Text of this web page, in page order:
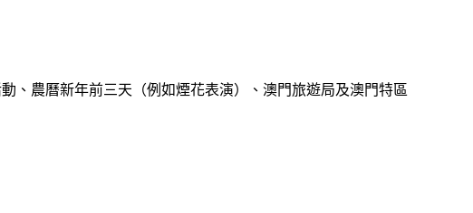
、農曆新年前三天（例如煙花表演）、澳門旅遊局及澳門特區